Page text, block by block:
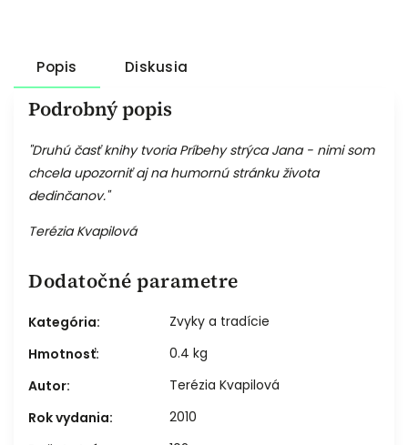
Popis Diskusia
Podrobný popis
"Druhú časť knihy tvoria Príbehy strýca Jana - nimi som
chcela upozorniť aj na humornú stránku života
dedinčanov."
Terézia Kvapilová
Dodatočné parametre
Kategória:
Zvyky a tradície
Hmotnosť:
0.4 kg
Autor:
Terézia Kvapilová
Rok vydania:
2010